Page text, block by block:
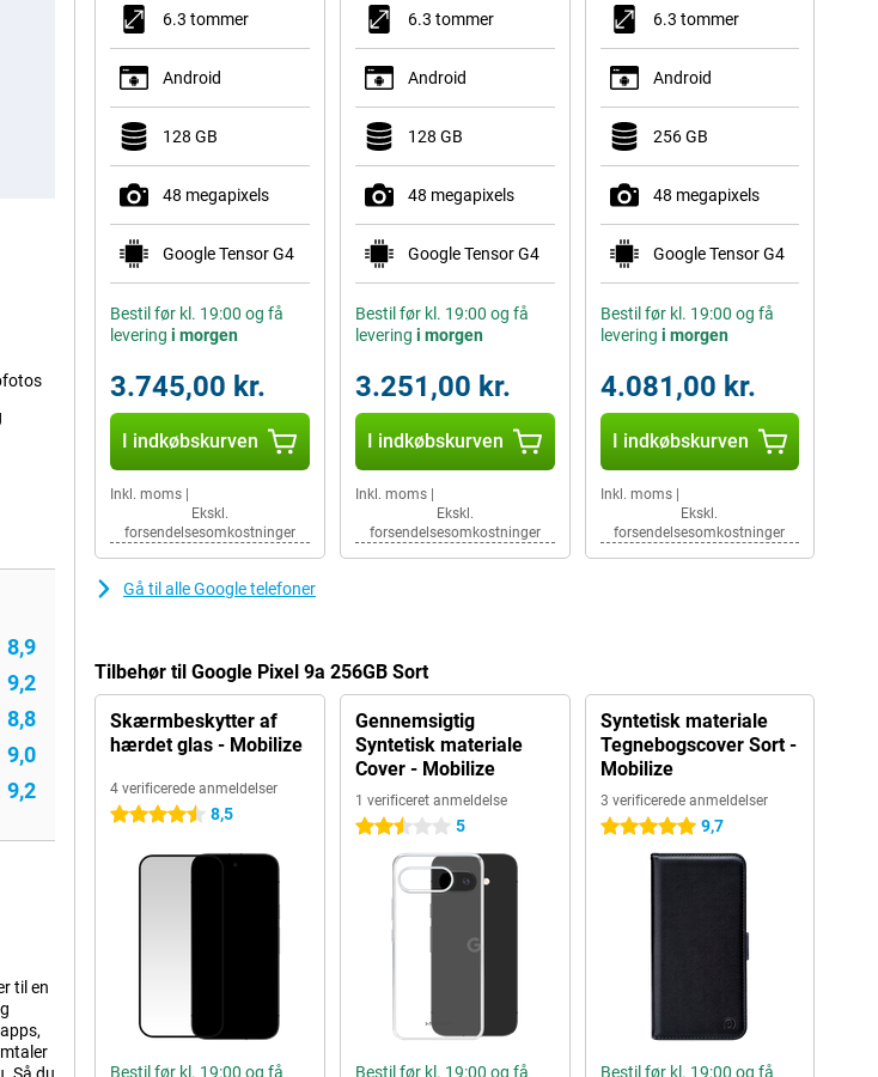
8,9
9,2
8,8
9,0
9,2
til en
6.3 tommer
Android
128 GB
48 megapixels
Google Tensor G4
Bestil før kl. 19:00 og få
levering i morgen
3.745,00 kr.
I indkøbskurven
Inkl. moms
Ekskl.
forsendelsesomkostninger
6.3 tommer
Android
128 GB
48 megapixels
Google Tensor G4
Bestil før kl. 19:00 og få
levering i morgen
3.251,00 kr.
I indkøbskurven
Inkl. moms|
Ekskl.
forsendelsesomkostninger
6.3 tommer
Android
256 GB
48 megapixels
Google Tensor G4
Bestil før kl. 19:00 og få
levering i morgen
4.081,00 kr.
I indkøbskurven
Inkl. moms|
Ekskl.
forsendelsesomkostninger
Gå til alle Google telefoner
Tilbehør til Google Pixel 9a 256GB Sort
Skærmbeskytter af
hærdet glas - Mobilize
4 verificerede anmeldelser
4.5 stjerner 8,5
Bestil før kl. 19:00 og få
Gennemsigtig
Syntetisk materiale
Cover - Mobilize
1 verificeret anmeldelse
2.5 stjerner 5
Bestil før kl. 19:00 og få
Syntetisk materiale
Tegnebogscover Sort -
Mobilize
3 verificerede anmeldelser
5 stjerner 9,7
Bestil før kl. 19:00 og få